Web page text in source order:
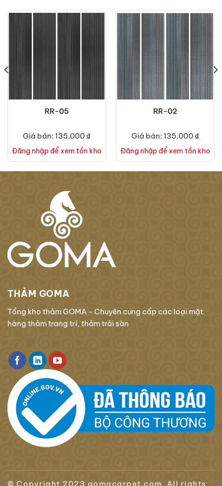
RR-05
Giá bán: 135.000 ₫
Đăng nhập để xem tồn kho
RR-02
Giá bán: 135.000 ₫
Đăng nhập để xem tồn kho
THẢM GOMA
Tổng kho thảm GOMA - Chuyên cung cấp các loại mặt
hàng thảm trang trí, thảm trải sàn
© Copyright 2023 gomacarpet.com. All rights